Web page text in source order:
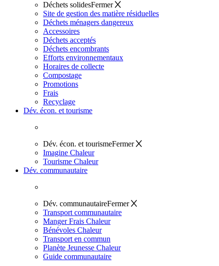
Déchets solidesFermer
Site de gestion des matière résiduelles
Déchets ménagers dangereux
Accessoires
Déchets acceptés
Déchets encombrants
Efforts environnementaux
Horaires de collecte
Compostage
Promotions
Frais
Recyclage
Dév. écon. et tourisme
Dév. écon. et tourismeFermer
Imagine Chaleur
Tourisme Chaleur
Dév. communautaire
Dév. communautaireFermer
Transport communautaire
Manger Frais Chaleur
Bénévoles Chaleur
Transport en commun
Planète Jeunesse Chaleur
Guide communautaire